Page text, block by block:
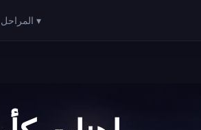
المراحل ▾